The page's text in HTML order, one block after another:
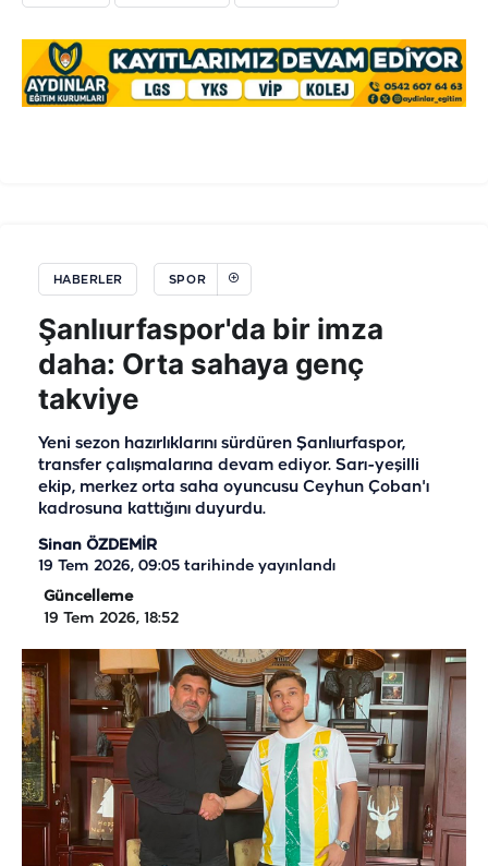
HABERLER SPOR
Şanlıurfaspor'da bir imza
daha: Orta sahaya genç
takviye
Yeni sezon hazırlıklarını sürdüren Şanlıurfaspor,
transfer çalışmalarına devam ediyor. Sarı-yeşilli
ekip, merkez orta saha oyuncusu Ceyhun Çoban'ı
kadrosuna kattığını duyurdu.
Sinan ÖZDEMİR
19 Tem 2026, 09:05 tarihinde yayınlandı
Güncelleme
19 Tem 2026, 18:52